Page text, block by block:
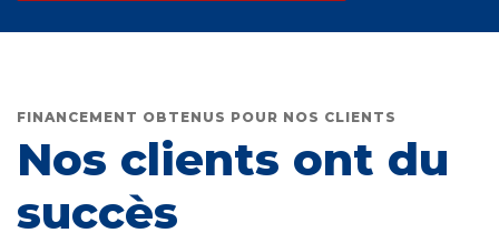
FINANCEMENT OBTENUS POUR NOS CLIENTS
Nos clients ont du
succès